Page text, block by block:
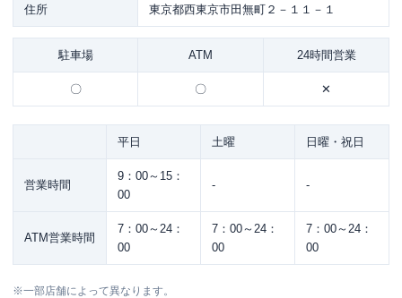
住所 東京都西東京市田無町２－１１－１
駐車場 ATM 24時間営業
〇 〇 ✕
平日 土曜 日曜・祝日
営業時間
9：00～15：
00
- -
ATM営業時間
7：00～24：
00
7：00～24：
00
7：00～24：
00
※一部店舗によって異なります。